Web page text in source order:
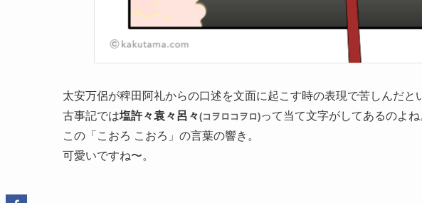
太安万侶が稗田阿礼からの口述を文面に起こす時の表現で苦しんだと
古事記では塩許々袁々呂々(コヲロコヲロ)って当て文字がしてあるのよね
この「こおろ こおろ」の言葉の響き。
可愛いですね〜。